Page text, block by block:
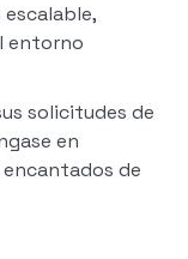
entorno
solicitudes de
en
de